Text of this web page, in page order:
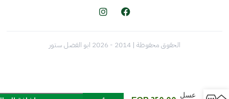
الحقوق محفوظة | 2014 - 2026 ابو الفضل ستور
عسل